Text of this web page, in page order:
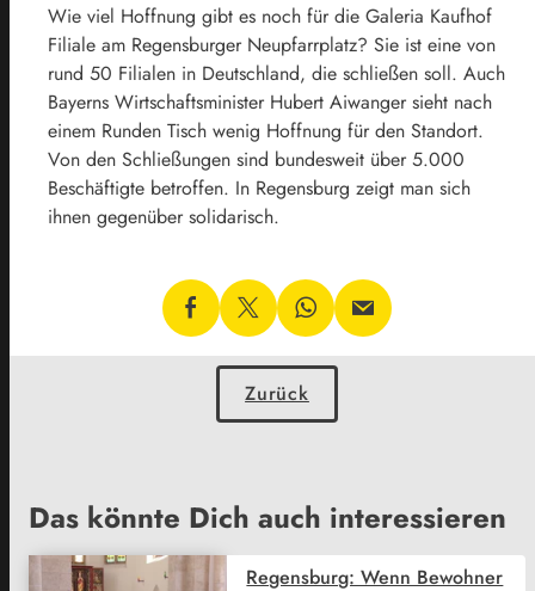
Wie viel Hoffnung gibt es noch für die Galeria Kaufhof
Filiale am Regensburger Neupfarrplatz? Sie ist eine von
rund 50 Filialen in Deutschland, die schließen soll. Auch
Bayerns Wirtschaftsminister Hubert Aiwanger sieht nach
einem Runden Tisch wenig Hoffnung für den Standort.
Von den Schließungen sind bundesweit über 5.000
Beschäftigte betroffen. In Regensburg zeigt man sich
ihnen gegenüber solidarisch.
Zurück
Das könnte Dich auch interessieren
Regensburg: Wenn Bewohner